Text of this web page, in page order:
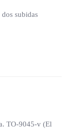
subidas
TO-9045-v (El